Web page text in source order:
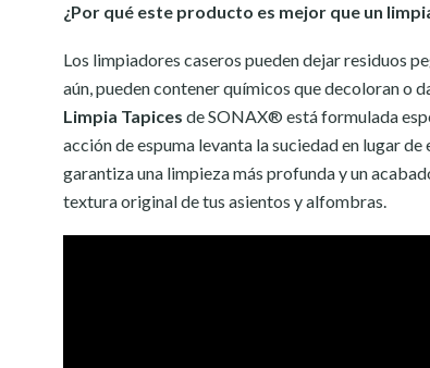
¿Por qué este producto es mejor que un
Los limpiadores caseros pueden dejar residuos
aún, pueden contener químicos que decoloran o
Limpia Tapices de SONAX® está formulada
acción de espuma levanta la suciedad en lugar
garantiza una limpieza más profunda y un
textura original de tus asientos y alfombras.